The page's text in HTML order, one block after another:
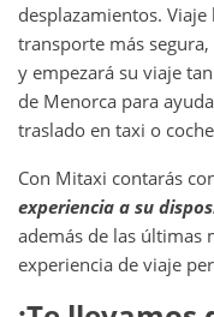
desplazamientos.
transporte más
y empezará su viaje
de Menorca para
traslado en taxi o
Con Mitaxi contarás
experiencia a su
además de las últimas
experiencia de viaje